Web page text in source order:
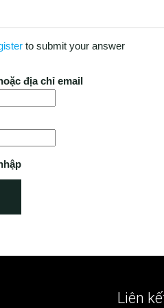
to submit your answer
địa chỉ email
Liên